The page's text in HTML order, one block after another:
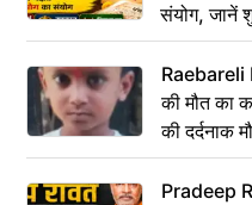
संयोग, जानें
पंचांग
Raebareli
की मौत का
की दर्दनाक
Pradeep